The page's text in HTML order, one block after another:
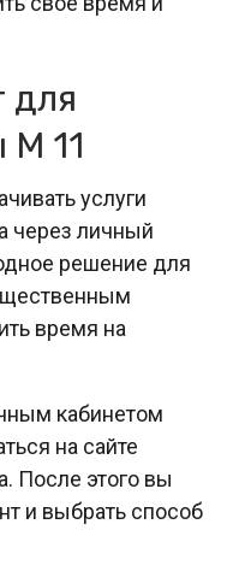
для
М 11
услуги
через личный
решение для
время на
кабинетом
на сайте
После этого вы
и выбрать способ